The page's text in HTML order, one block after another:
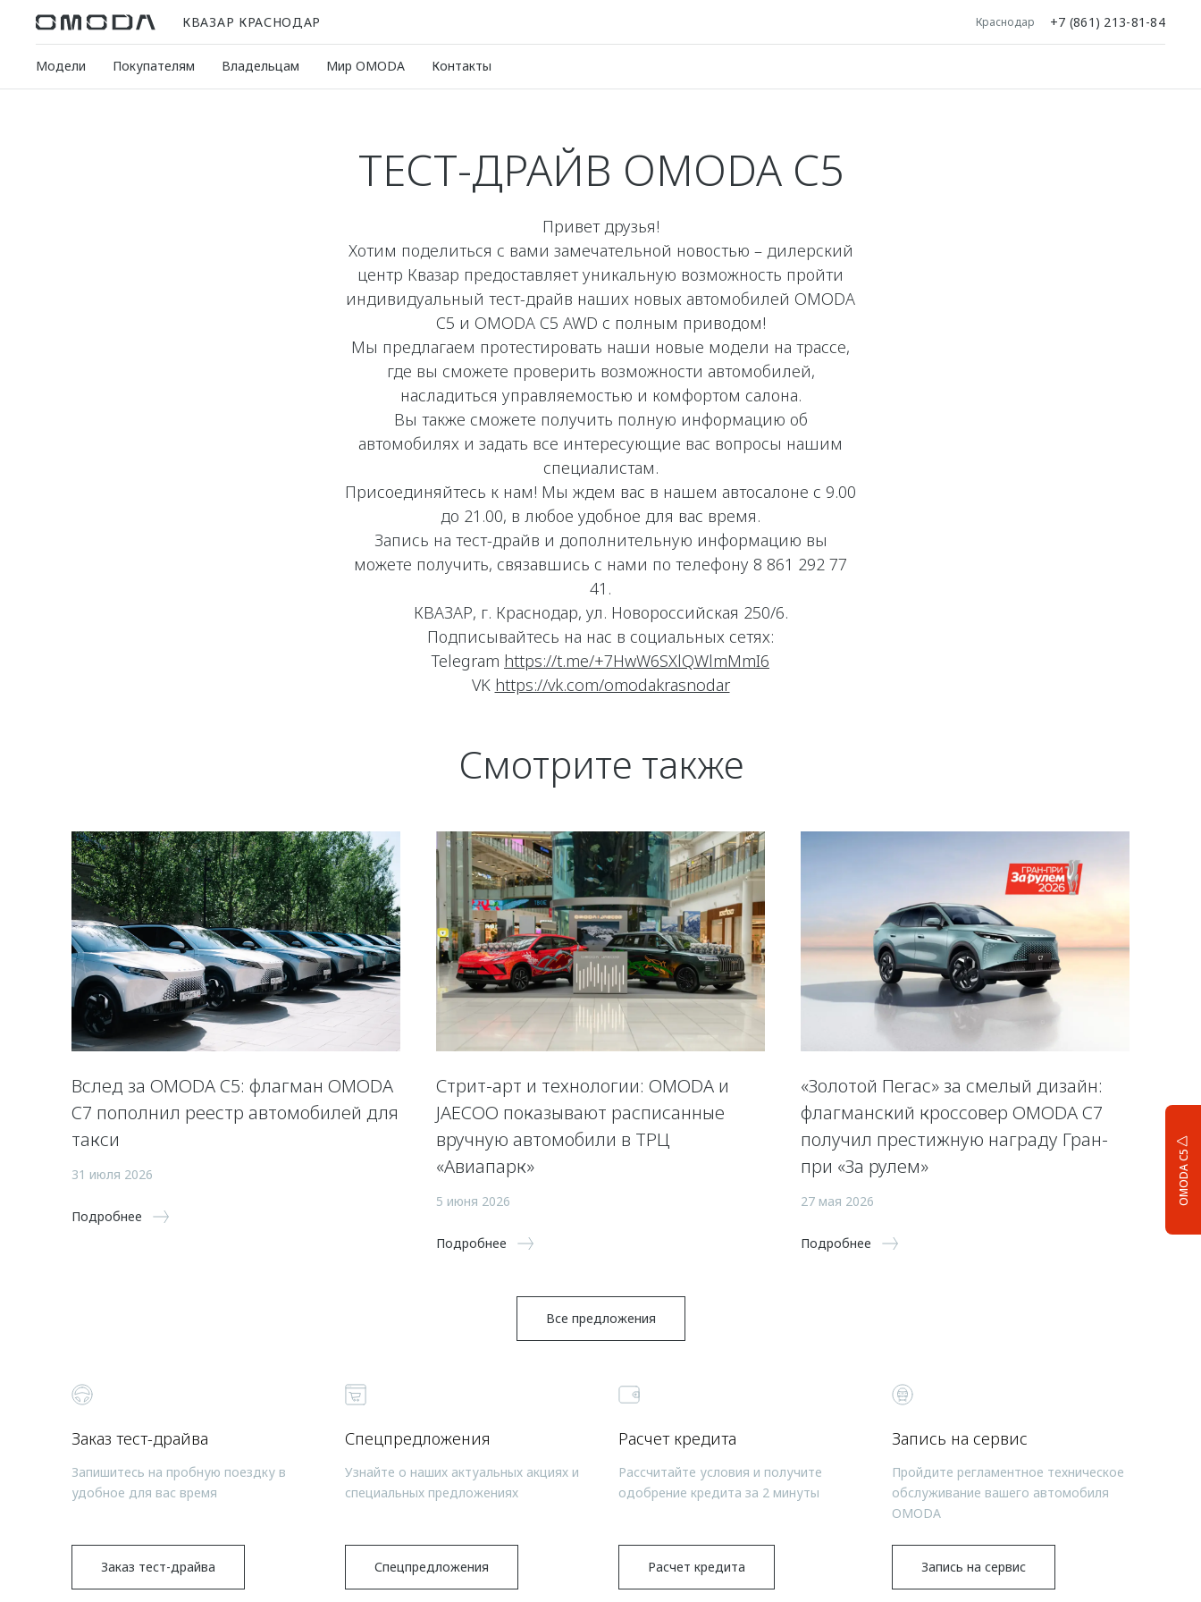
КВАЗАР КРАСНОДАР Краснодар +7 (861) 213-81-84
Модели Покупателям Владельцам Мир OMODA Контакты
OMODA C5
ТЕСТ-ДРАЙВ OMODA C5
Привет друзья!
Хотим поделиться с вами замечательной новостью – дилерский
центр Квазар предоставляет уникальную возможность пройти
индивидуальный тест-драйв наших новых автомобилей OMODA
C5 и OMODA C5 AWD c полным приводом!
Мы предлагаем протестировать наши новые модели на трассе,
где вы сможете проверить возможности автомобилей,
насладиться управляемостью и комфортом салона.
Вы также сможете получить полную информацию об
автомобилях и задать все интересующие вас вопросы нашим
специалистам.
Присоединяйтесь к нам! Мы ждем вас в нашем автосалоне с 9.00
до 21.00, в любое удобное для вас время.
Запись на тест-драйв и дополнительную информацию вы
можете получить, связавшись с нами по телефону 8 861 292 77
41.
КВАЗАР, г. Краснодар, ул. Новороссийская 250/6.
Подписывайтесь на нас в социальных сетях:
Telegram https://t.me/+7HwW6SXlQWlmMmI6
VK https://vk.com/omodakrasnodar
Смотрите также
Вслед за OMODA C5: флагман OMODA
C7 пополнил реестр автомобилей для
такси
31 июля 2026
Подробнее
Стрит-арт и технологии: OMODA и
JAECOO показывают расписанные
вручную автомобили в ТРЦ
«Авиапарк»
5 июня 2026
Подробнее
«Золотой Пегас» за смелый дизайн:
флагманский кроссовер OMODA C7
получил престижную награду Гран-
при «За рулем»
27 мая 2026
Подробнее
Все предложения
Заказ тест-драйва
Запишитесь на пробную поездку в
удобное для вас время
Заказ тест-драйва
Спецпредложения
Узнайте о наших актуальных акциях и
специальных предложениях
Спецпредложения
Расчет кредита
Рассчитайте условия и получите
одобрение кредита за 2 минуты
Расчет кредита
Запись на сервис
Пройдите регламентное техническое
обслуживание вашего автомобиля
OMODA
Запись на сервис